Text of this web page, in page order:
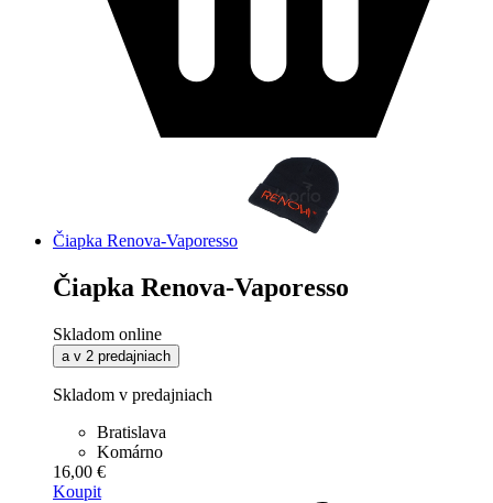
Čiapka Renova-Vaporesso
Čiapka Renova-Vaporesso
Skladom online
a v 2 predajniach
Skladom v predajniach
Bratislava
Komárno
16,00 €
Koupit